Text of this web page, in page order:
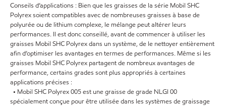
Conseils d’applications : Bien que les graisses de la série Mobil SHC
Polyrex soient compatibles avec de nombreuses graisses à base de
polyurée ou de lithium complexe, le mélange peut altérer leurs
performances. Il est donc conseillé, avant de commencer à utiliser les
graisses Mobil SHC Polyrex dans un système, de le nettoyer entièrement
afin d’optimiser les avantages en termes de performances. Même si les
graisses Mobil SHC Polyrex partagent de nombreux avantages de
performance, certains grades sont plus appropriés à certaines
applications précises :
• Mobil SHC Polyrex 005 est une graisse de grade NLGI 00
spécialement conçue pour être utilisée dans les systèmes de graissage